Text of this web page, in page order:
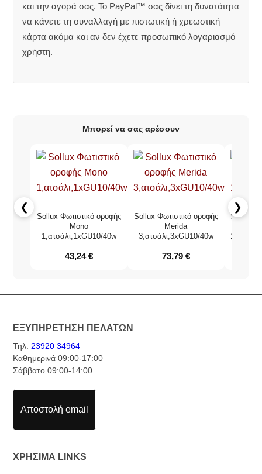
και την αγορά σας. Το PayPal™ σας δίνει τη δυνατότητα
να κάνετε τη συναλλαγή με πιστωτική ή χρεωστική
κάρτα ακόμα και αν δεν έχετε προσωπικό λογαριασμό
χρήστη.
Μπορεί να σας αρέσουν
❮
Sollux Φωτιστικό οροφής
Mono
1,ατσάλι,1xGU10/40w
43,24€
Sollux Φωτιστικό οροφής
Merida
3,ατσάλι,3xGU10/40w
73,79 €
Sollux
❯
ΕΞΥΠΗΡΕΤΗΣΗ ΠΕΛΑΤΩΝ
Τηλ:23920 34964
Καθημερινά 09:00-17:00
Σάββατο 09:00-14:00
Αποστολή email
ΧΡΗΣΙΜΑ LINKS